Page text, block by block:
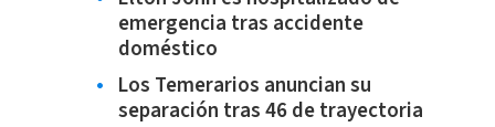
emergencia tras accidente
doméstico
Los Temerarios anuncian su
separación tras 46 de trayectoria